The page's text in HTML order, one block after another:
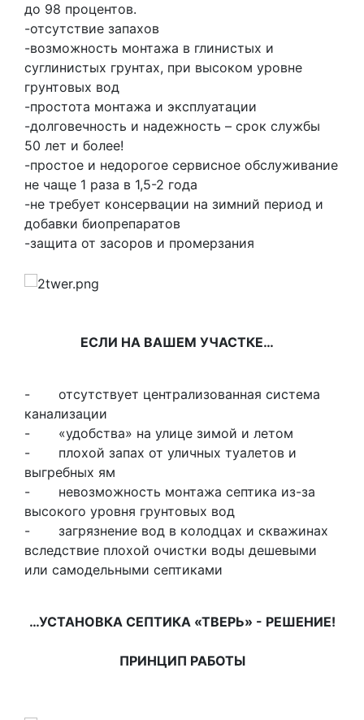
до 98 процентов.
-отсутствие запахов
-возможность монтажа в глинистых и
суглинистых грунтах, при высоком уровне
грунтовых вод
-простота монтажа и эксплуатации
-долговечность и надежность – срок службы
50 лет и более!
-простое и недорогое сервисное обслуживание
не чаще 1 раза в 1,5-2 года
-не требует консервации на зимний период и
добавки биопрепаратов
-защита от засоров и промерзания
ЕСЛИ НА ВАШЕМ УЧАСТКЕ…
- отсутствует централизованная система
канализации
- «удобства» на улице зимой и летом
- плохой запах от уличных туалетов и
выгребных ям
- невозможность монтажа септика из-за
высокого уровня грунтовых вод
- загрязнение вод в колодцах и скважинах
вследствие плохой очистки воды дешевыми
или самодельными септиками
…УСТАНОВКА СЕПТИКА «ТВЕРЬ» - РЕШЕНИЕ!
ПРИНЦИП РАБОТЫ